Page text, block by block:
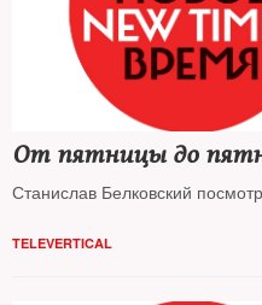
От пятницы до
Станислав Белковский
TELEVERTICAL